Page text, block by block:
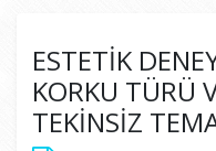
ESTETİK
KORKU TÜRÜ
TEKİNSİZ